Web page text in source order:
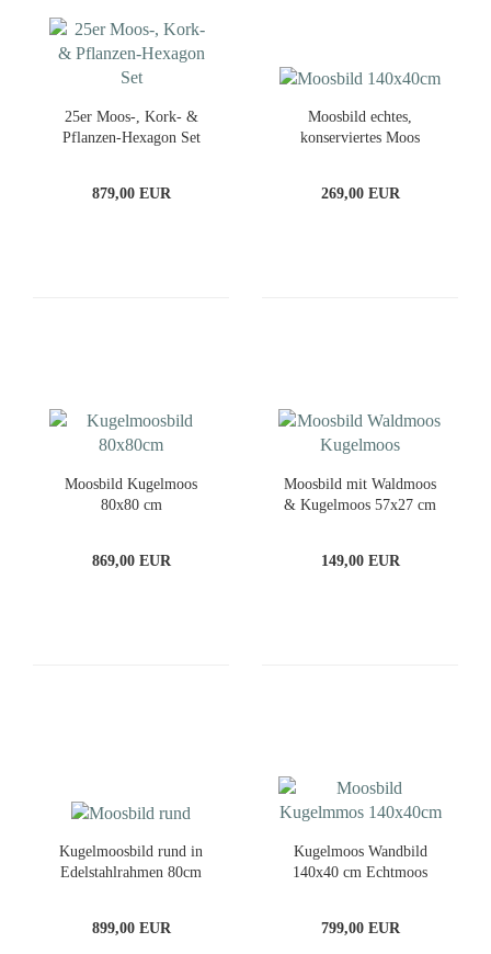
25er Moos-, Kork- &
Pflanzen-Hexagon Set
879,00 EUR
Moosbild echtes,
konserviertes Moos
269,00 EUR
Moosbild Kugelmoos
80x80 cm
869,00 EUR
Moosbild mit Waldmoos
& Kugelmoos 57x27 cm
149,00 EUR
Kugelmoosbild rund in
Edelstahlrahmen 80cm
899,00 EUR
Kugelmoos Wandbild
140x40 cm Echtmoos
799,00 EUR